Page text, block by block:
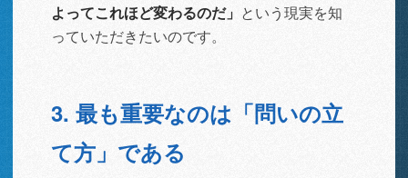
よってこれほど変わるのだ」 という現実を知
っていただきたいのです。
3. 最も重要なのは「問いの立
て方」である